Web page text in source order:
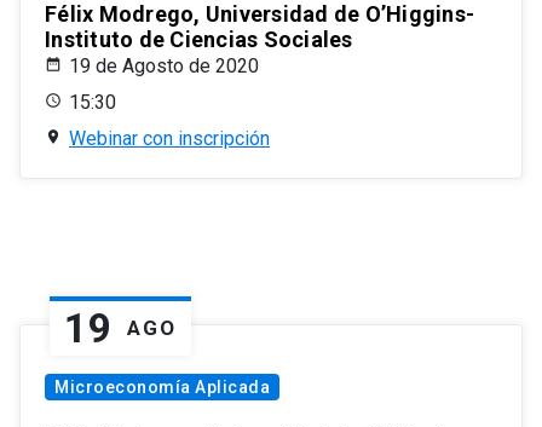
Félix Modrego, Universidad de O’Higgins-
Instituto de Ciencias Sociales
19 de Agosto de 2020
15:30
Webinar con inscripción
19 AGO
Microeconomía Aplicada